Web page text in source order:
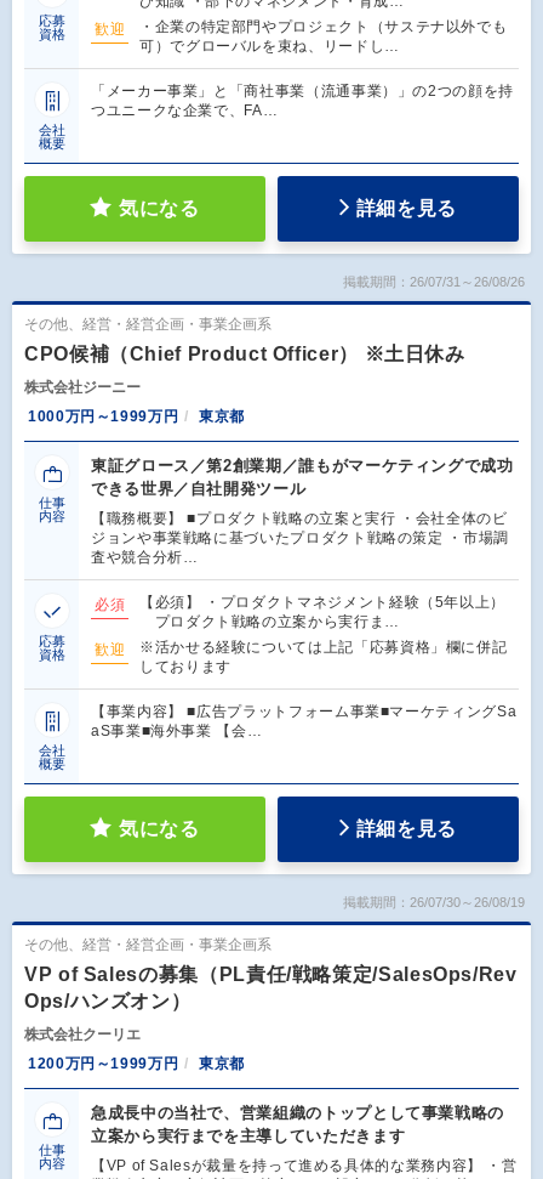
応募
資格
歓迎
・企業の特定部門やプロジェクト（サステナ以外でも
可）でグローバルを束ね、リードし…
会社
概要
「メーカー事業」と「商社事業（流通事業）」の2つの顔を持
つユニークな企業で、FA…
気になる 詳細を見る
掲載期間：26/07/31～26/08/26
その他、経営・経営企画・事業企画系
CPO候補（Chief Product Officer） ※土日休み
株式会社ジーニー
1000万円～1999万円
東京都
仕事
内容
東証グロース／第2創業期／誰もがマーケティングで成功
できる世界／自社開発ツール
【職務概要】 ■プロダクト戦略の立案と実行 ・会社全体のビ
ジョンや事業戦略に基づいたプロダクト戦略の策定 ・市場調
査や競合分析…
応募
資格
必須
【必須】 ・プロダクトマネジメント経験（5年以上）
プロダクト戦略の立案から実行ま…
歓迎
※活かせる経験については上記「応募資格」欄に併記
しております
会社
概要
【事業内容】 ■広告プラットフォーム事業■マーケティングSa
aS事業■海外事業 【会…
気になる 詳細を見る
掲載期間：26/07/30～26/08/19
その他、経営・経営企画・事業企画系
VP of Salesの募集（PL責任/戦略策定/SalesOps/Rev
Ops/ハンズオン）
株式会社クーリエ
1200万円～1999万円
東京都
仕事
内容
急成長中の当社で、営業組織のトップとして事業戦略の
立案から実行までを主導していただきます
【VP of Salesが裁量を持って進める具体的な業務内容】 ・営